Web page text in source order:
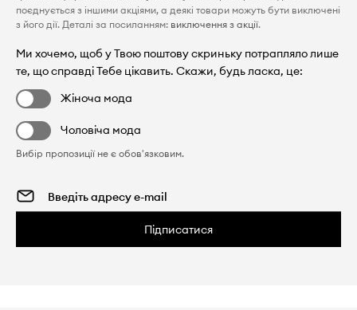
поєднується з іншими акціями, а деякі товари можуть бути виключені
з його дії. Деталі за посиланням: виключення з акції.
Ми хочемо, щоб у Твою поштову скриньку потрапляло лише
те, що справді Тебе цікавить. Скажи, будь ласка, це:
Жіноча мода
Чоловіча мода
Вибір пропозиції не є обов'язковим.
Підписатися